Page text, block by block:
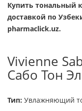
Купить тональный
доставкой по
pharmaclick.uz.
Vivienne
Сабо Тон
Тип: Увлажняющий